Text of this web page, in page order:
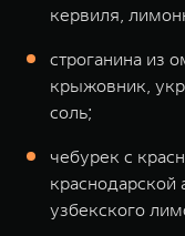
кервиля,
строганина из
крыжовник,
соль;
чебурек с
краснодарской
узбекского